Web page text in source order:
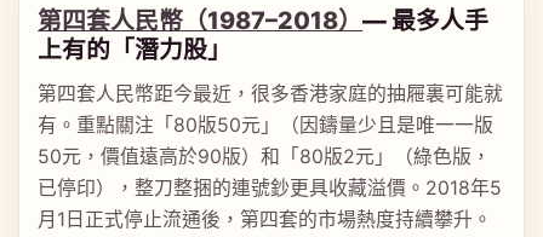
第四套人民幣（1987–2018）— 最多人手
上有的「潛力股」
第四套人民幣距今最近，很多香港家庭的抽屜裏可能就
有。重點關注「80版50元」（因鑄量少且是唯一一版
50元，價值遠高於90版）和「80版2元」（綠色版，
已停印），整刀整捆的連號鈔更具收藏溢價。2018年5
月1日正式停止流通後，第四套的市場熱度持續攀升。